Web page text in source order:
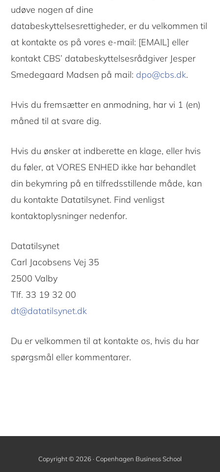
udøve nogen af dine
databeskyttelsesrettigheder, er du velkommen til
at kontakte os på vores e-mail: [EMAIL] eller
kontakt CBS’ databeskyttelsesrådgiver Jesper
Smedegaard Madsen på mail: dpo@cbs.dk.
Hvis du fremsætter en anmodning, har vi 1 (en)
måned til at svare dig.
Hvis du ønsker at indberette en klage, eller hvis
du føler, at VORES ENHED ikke har behandlet
din bekymring på en tilfredsstillende måde, kan
du kontakte Datatilsynet. Find venligst
kontaktoplysninger nedenfor.
Datatilsynet
Carl Jacobsens Vej 35
2500 Valby
Tlf. 33 19 32 00
dt@datatilsynet.dk
Du er velkommen til at kontakte os, hvis du har
spørgsmål eller kommentarer.
Copyright © 2026 · Copenhagen Business School